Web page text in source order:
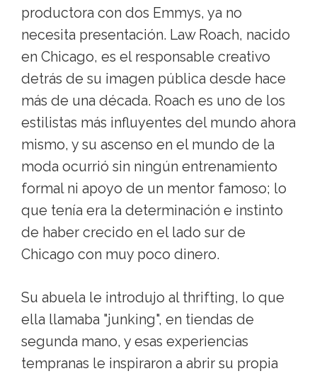
productora con dos Emmys, ya no
necesita presentación. Law Roach, nacido
en Chicago, es el responsable creativo
detrás de su imagen pública desde hace
más de una década. Roach es uno de los
estilistas más influyentes del mundo ahora
mismo, y su ascenso en el mundo de la
moda ocurrió sin ningún entrenamiento
formal ni apoyo de un mentor famoso; lo
que tenía era la determinación e instinto
de haber crecido en el lado sur de
Chicago con muy poco dinero.
Su abuela le introdujo al thrifting, lo que
ella llamaba "junking", en tiendas de
segunda mano, y esas experiencias
tempranas le inspiraron a abrir su propia